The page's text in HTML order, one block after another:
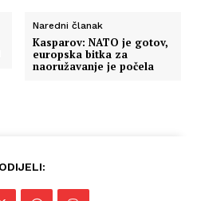
Naredni članak
Kasparov: NATO je gotov,
europska bitka za
naoružavanje je počela